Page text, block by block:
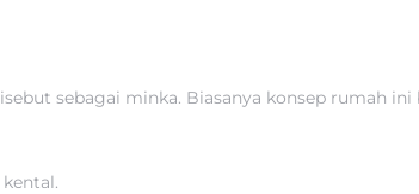
sebagai minka. Biasanya konsep rumah ini